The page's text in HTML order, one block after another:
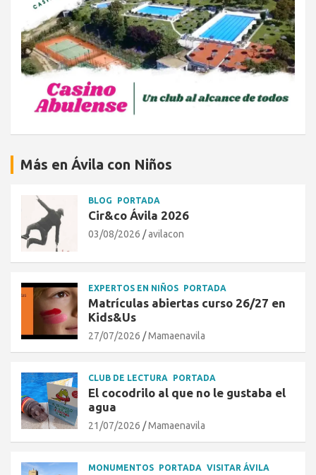
Más en Ávila con Niños
BLOG PORTADA
Cir&co Ávila 2026
03/08/2026 avilacon
EXPERTOS EN NIÑOS PORTADA
Matrículas abiertas curso 26/27 en
Kids&Us
27/07/2026 Mamaenavila
CLUB DE LECTURA PORTADA
El cocodrilo al que no le gustaba el
agua
21/07/2026 Mamaenavila
MONUMENTOS PORTADA VISITAR ÁVILA